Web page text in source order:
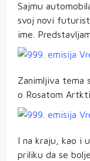
Sajmu
svoj novi
ime.
Zanimljiva tema
o Rosatom
I na kraju, kao i
priliku da se